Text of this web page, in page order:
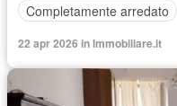
Completamente arredato
22 apr 2026 in Immobiliare.it